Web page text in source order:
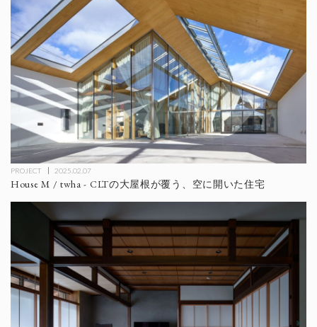
PROJECT 2025.02.07
House M / twha - CLTの大屋根が覆う、空に開いた住宅